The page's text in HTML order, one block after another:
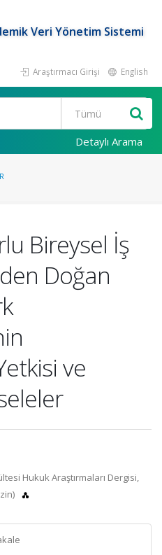
Veri Yönetim Sistemi
Araştırmacı Girişi English
Detaylı Arama
Bireysel İş
Doğan
ve
Hukuk Araştırmaları Dergisi,